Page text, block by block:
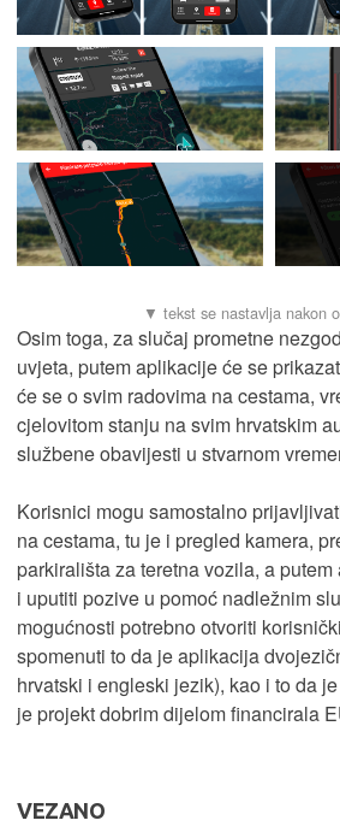
Osim toga, za slučaj prometne
uvjeta, putem aplikacije će se
će se o svim radovima na cestama,
cjelovitom stanju na svim hrvatskim
službene obavijesti u stvarnom
Korisnici mogu samostalno
na cestama, tu je i pregled kamera,
parkirališta za teretna vozila, a
i uputiti pozive u pomoć nadležnim
mogućnosti potrebno otvoriti
spomenuti to da je aplikacija
hrvatski i engleski jezik), kao i to da
je projekt dobrim dijelom financirala
VEZANO